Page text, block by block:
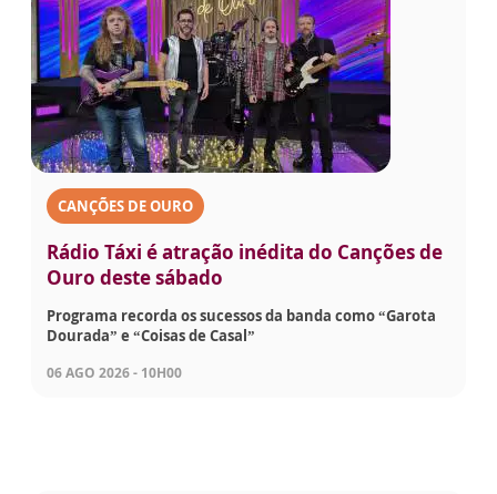
CANÇÕES DE OURO
Rádio Táxi é atração inédita do Canções de
Ouro deste sábado
Programa recorda os sucessos da banda como “Garota
Dourada” e “Coisas de Casal”
06 AGO 2026 - 10H00